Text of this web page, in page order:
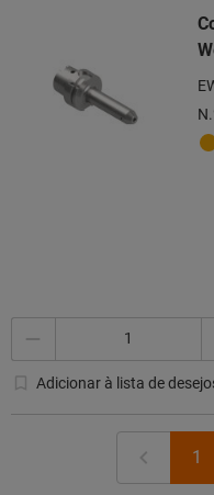
Adicionar à lista de
1